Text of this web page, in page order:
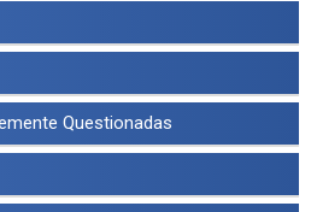
Questionadas